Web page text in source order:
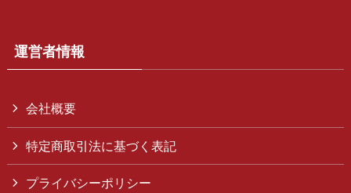
運営者情報
会社概要
特定商取引法に基づく表記
プライバシーポリシー